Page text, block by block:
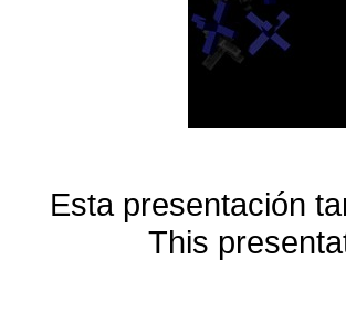
Esta presentación
This